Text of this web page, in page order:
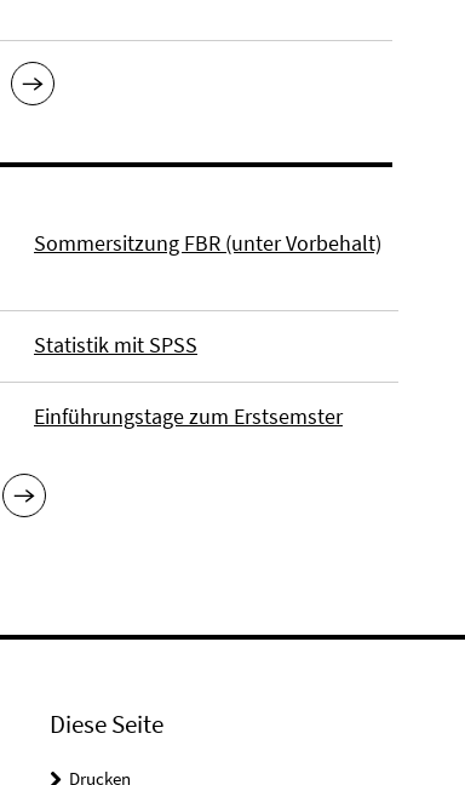
Sommersitzung FBR (unter Vorbehalt)
Statistik mit SPSS
Einführungstage zum Erstsemster
Diese Seite
Drucken